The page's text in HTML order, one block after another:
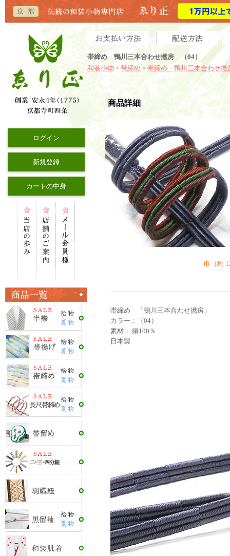
帯締め 鴨川三本合わせ撚房 （04）
和装小物 > 帯締め > 帯締め 鴨川三本合わせ撚
ログイン
新規登録
カートの中身
商品詳細
巾（約
帯締め 「鴨川三本合わせ撚房」
カラー：（04）
素材： 絹100％
日本製